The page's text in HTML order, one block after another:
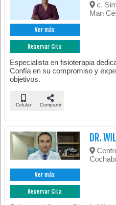
Ver más
Reservar Cita
c.
Man
Especialista en fisioterapia
Confía en su compromiso y
objetivos.
Celular Compartir
Ver más
Reservar Cita
DR.